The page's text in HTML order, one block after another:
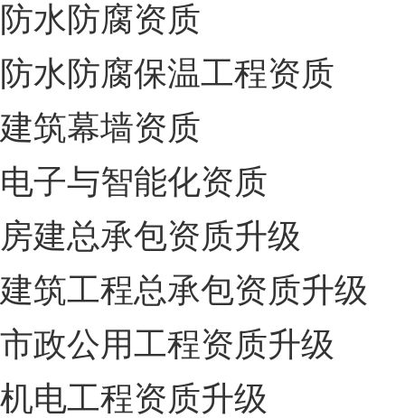
防水防腐资质
防水防腐保温工程资质
建筑幕墙资质
电子与智能化资质
房建总承包资质升级
建筑工程总承包资质升级
市政公用工程资质升级
机电工程资质升级